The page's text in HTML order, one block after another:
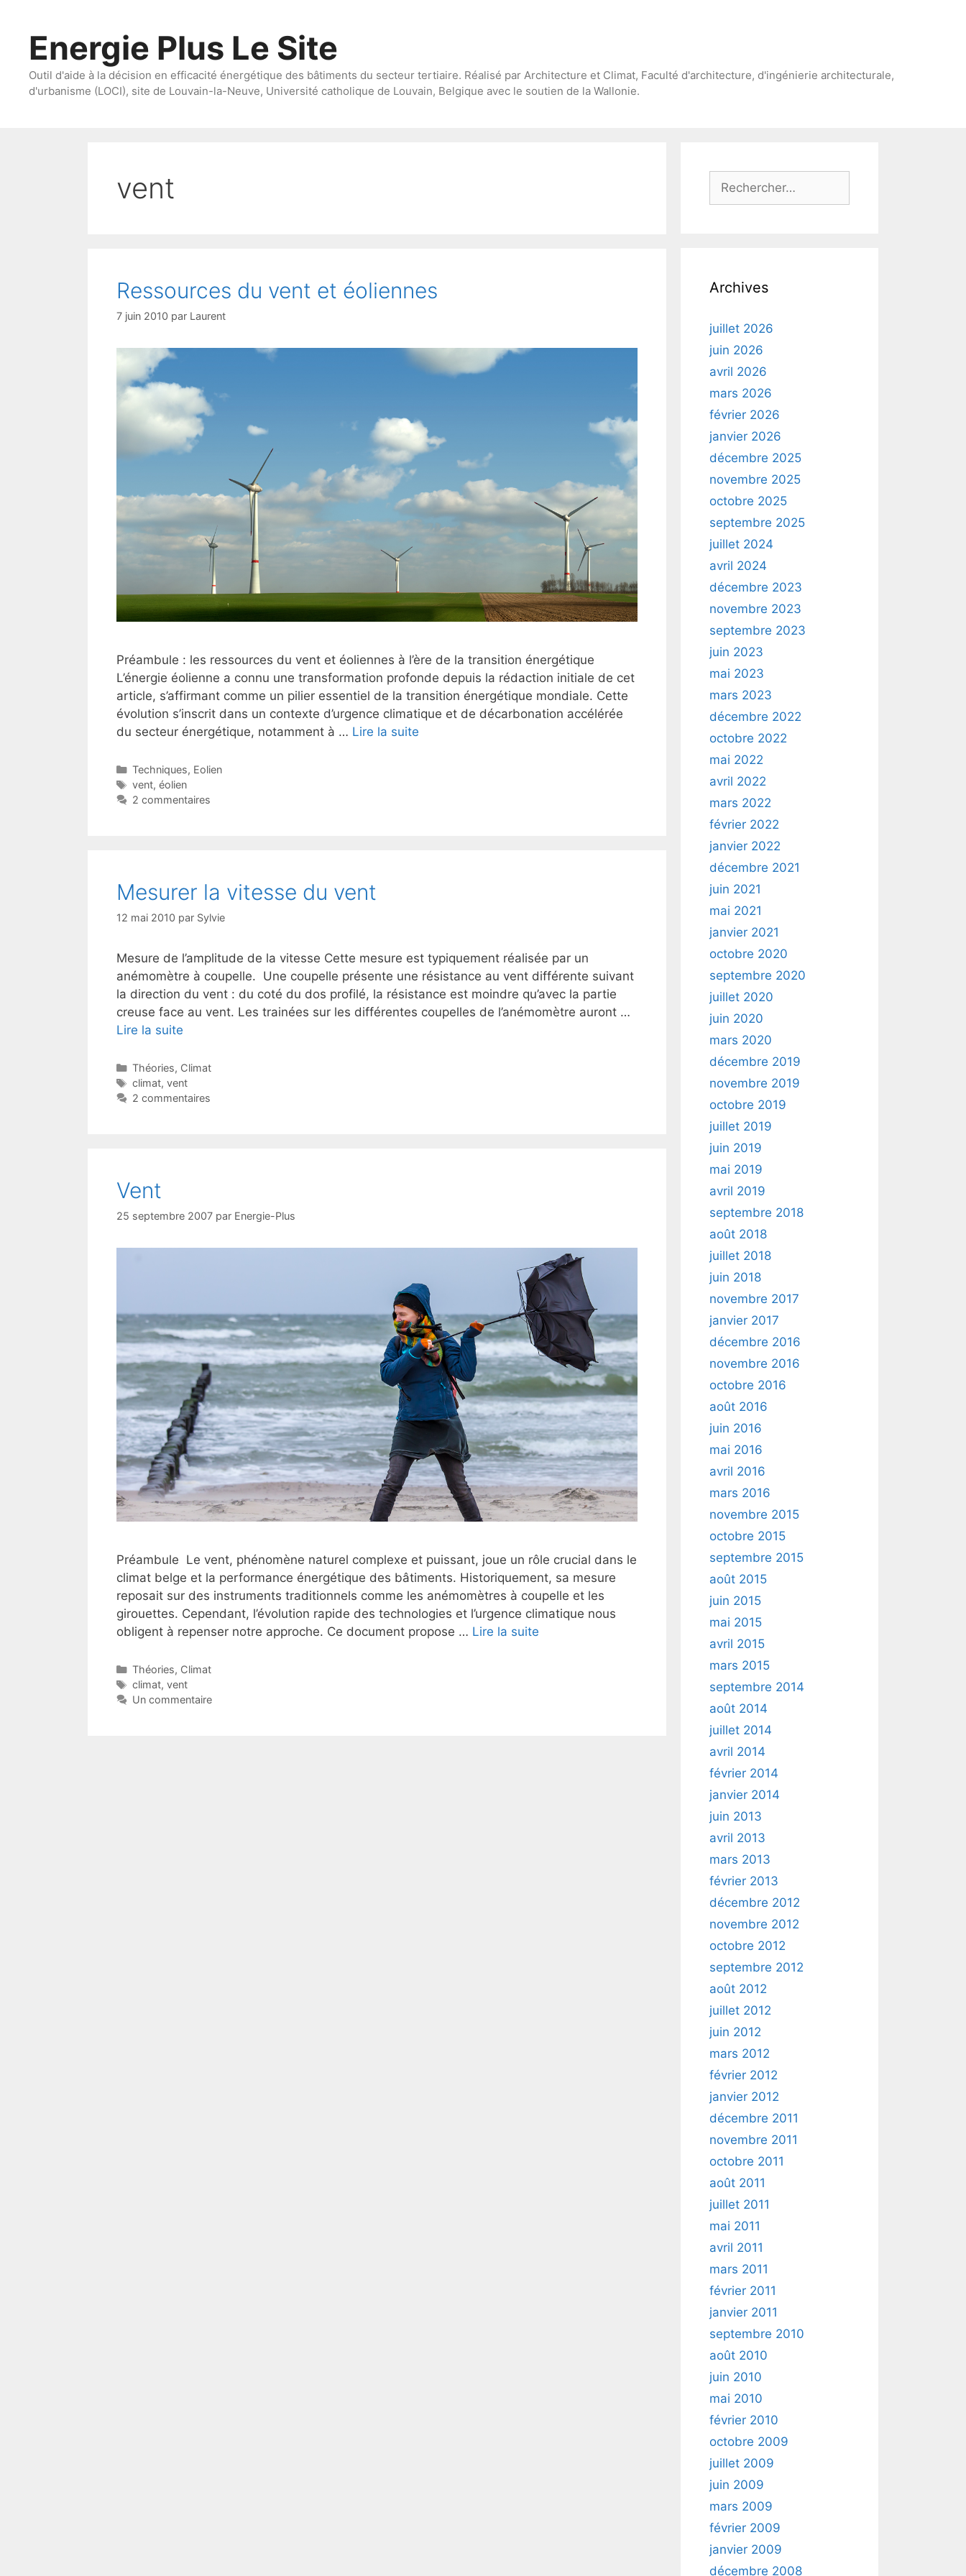
contenuEnergie Plus Le Site
Outil d'aide à la décision en efficacité énergétique des bâtiments du secteur tertiaire. Réalisé par Architecture et Climat, Faculté d'architecture, d'ingénierie architecturale,
d'urbanisme (LOCI), site de Louvain-la-Neuve, Université catholique de Louvain, Belgique avec le soutien de la Wallonie.
vent
Ressources du vent et éoliennes
7 juin 2010 par Laurent
Préambule : les ressources du vent et éoliennes à l’ère de la transition énergétique
L’énergie éolienne a connu une transformation profonde depuis la rédaction initiale de cet
article, s’affirmant comme un pilier essentiel de la transition énergétique mondiale. Cette
évolution s’inscrit dans un contexte d’urgence climatique et de décarbonation accélérée
du secteur énergétique, notamment à … Lire la suite
Catégories
Techniques, Eolien
Étiquettes
vent, éolien
2 commentaires
Mesurer la vitesse du vent
12 mai 2010 par Sylvie
Mesure de l’amplitude de la vitesse Cette mesure est typiquement réalisée par un
anémomètre à coupelle. Une coupelle présente une résistance au vent différente suivant
la direction du vent : du coté du dos profilé, la résistance est moindre qu’avec la partie
creuse face au vent. Les trainées sur les différentes coupelles de l’anémomètre auront …
Lire la suite
Catégories
Théories, Climat
Étiquettes
climat, vent
2 commentaires
Vent
25 septembre 2007 par Energie-Plus
Préambule Le vent, phénomène naturel complexe et puissant, joue un rôle crucial dans le
climat belge et la performance énergétique des bâtiments. Historiquement, sa mesure
reposait sur des instruments traditionnels comme les anémomètres à coupelle et les
girouettes. Cependant, l’évolution rapide des technologies et l’urgence climatique nous
obligent à repenser notre approche. Ce document propose … Lire la suite
Catégories
Théories, Climat
Étiquettes
climat, vent
Un commentaire
Rechercher :
Archives
juillet 2026
juin 2026
avril 2026
mars 2026
février 2026
janvier 2026
décembre 2025
novembre 2025
octobre 2025
septembre 2025
juillet 2024
avril 2024
décembre 2023
novembre 2023
septembre 2023
juin 2023
mai 2023
mars 2023
décembre 2022
octobre 2022
mai 2022
avril 2022
mars 2022
février 2022
janvier 2022
décembre 2021
juin 2021
mai 2021
janvier 2021
octobre 2020
septembre 2020
juillet 2020
juin 2020
mars 2020
décembre 2019
novembre 2019
octobre 2019
juillet 2019
juin 2019
mai 2019
avril 2019
septembre 2018
août 2018
juillet 2018
juin 2018
novembre 2017
janvier 2017
décembre 2016
novembre 2016
octobre 2016
août 2016
juin 2016
mai 2016
avril 2016
mars 2016
novembre 2015
octobre 2015
septembre 2015
août 2015
juin 2015
mai 2015
avril 2015
mars 2015
septembre 2014
août 2014
juillet 2014
avril 2014
février 2014
janvier 2014
juin 2013
avril 2013
mars 2013
février 2013
décembre 2012
novembre 2012
octobre 2012
septembre 2012
août 2012
juillet 2012
juin 2012
mars 2012
février 2012
janvier 2012
décembre 2011
novembre 2011
octobre 2011
août 2011
juillet 2011
mai 2011
avril 2011
mars 2011
février 2011
janvier 2011
septembre 2010
août 2010
juin 2010
mai 2010
février 2010
octobre 2009
juillet 2009
juin 2009
mars 2009
février 2009
janvier 2009
décembre 2008